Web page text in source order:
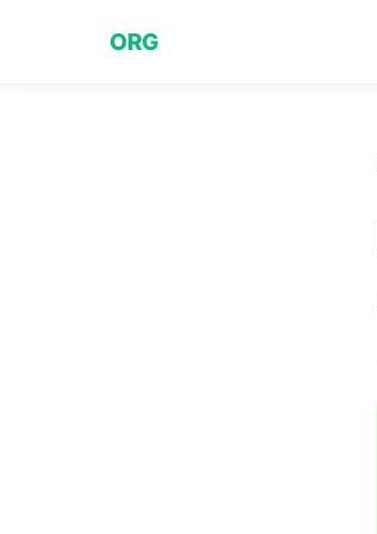
ORG